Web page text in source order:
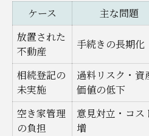
相続人確定から分割
必要書類と提出先一
相続登記の期限と罰
遺産分割トラブルを防ぐ
意見対立時に有効な
分割方法ごとのメリ
ケース 主な問題
放置された
不動産
手続きの長期化
相続登記の
未実施
過料リスク・資
価値の低下
空き家管理
の負担
意見対立・コス
増